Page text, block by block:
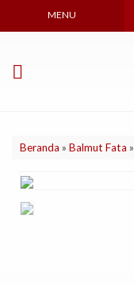
MENU
Beranda » Balmut Fata »